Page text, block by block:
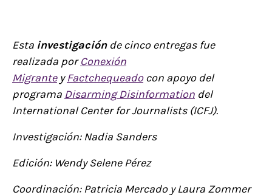
Esta investigaciónde cinco entregas fue
realizada porConexión
MigranteyFactchequeadocon apoyo del
programa Disarming Disinformation del
International Center for Journalists (ICFJ).
Investigación: Nadia Sanders
Edición: Wendy Selene Pérez
Coordinación: Patricia Mercado y Laura Zommer